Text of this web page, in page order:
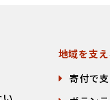
地域を支え
寄付で